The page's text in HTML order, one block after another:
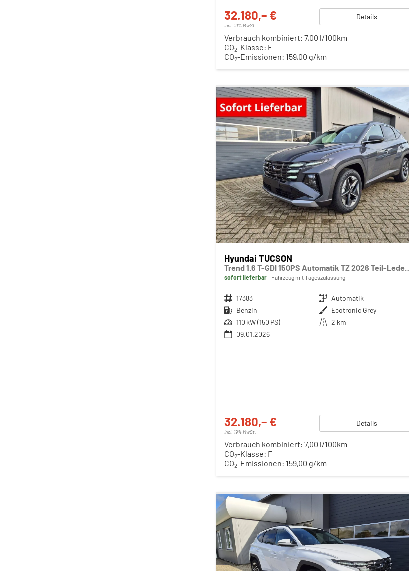
32.180,– €
incl. 19% MwSt.
Details
Verbrauch kombiniert: 7,00 l/100km
CO2-Klasse: F
CO2-Emissionen: 159,00 g/km
Hyundai TUCSON
sofort lieferbar Fahrzeug mit Tageszulassung
Fahrzeugnr. 17383 Getriebe Automatik
Kraftstoff Benzin Außenfarbe Ecotronic Grey
Leistung 110 kW (150 PS) Kilometerstand 2 km
09.01.2026
32.180,– €
incl. 19% MwSt.
Details
Verbrauch kombiniert: 7,00 l/100km
CO2-Klasse: F
CO2-Emissionen: 159,00 g/km